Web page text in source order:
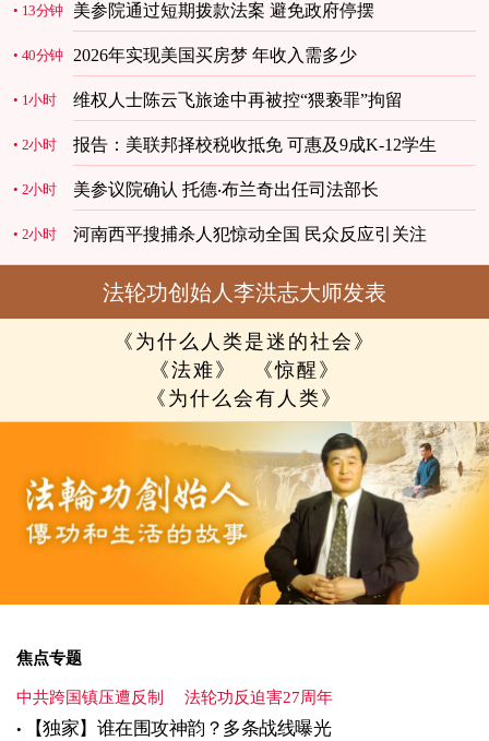
13分钟 美参院通过短期拨款法案 避免政府停摆
40分钟 2026年实现美国买房梦 年收入需多少
1小时 维权人士陈云飞旅途中再被控“猥亵罪”拘留
2小时 报告：美联邦择校税收抵免 可惠及9成K-12学生
2小时 美参议院确认 托德‧布兰奇出任司法部长
2小时 河南西平搜捕杀人犯惊动全国 民众反应引关注
法轮功创始人李洪志大师发表
《为什么人类是迷的社会》
《法难》
《惊醒》
《为什么会有人类》
焦点专题
中共跨国镇压遭反制 法轮功反迫害27周年
【独家】谁在围攻神韵？多条战线曝光